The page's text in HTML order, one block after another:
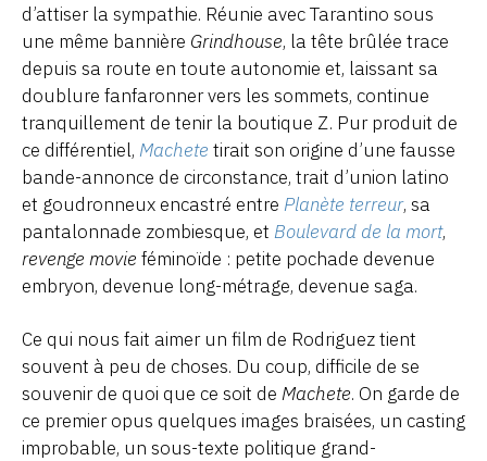
d’attiser la sympathie. Réunie avec Tarantino sous
une même bannière Grindhouse, la tête brûlée trace
depuis sa route en toute autonomie et, laissant sa
doublure fanfaronner vers les sommets, continue
tranquillement de tenir la boutique Z. Pur produit de
ce différentiel, Machete tirait son origine d’une fausse
bande-annonce de circonstance, trait d’union latino
et goudronneux encastré entre Planète terreur, sa
pantalonnade zombiesque, et Boulevard de la mort,
revenge movie féminoïde : petite pochade devenue
embryon, devenue long-métrage, devenue saga.
Ce qui nous fait aimer un film de Rodriguez tient
souvent à peu de choses. Du coup, difficile de se
souvenir de quoi que ce soit de Machete. On garde de
ce premier opus quelques images braisées, un casting
improbable, un sous-texte politique grand-